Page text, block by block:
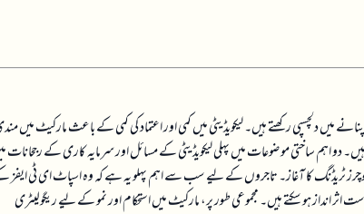
میں دلچسپی رکھتے ہیں۔ لیکویڈیٹی میں کمی اور اعتماد کی کمی کے باعث مارکیٹ میں
دو اہم ساختی موضوعات میں پہلی لیکویڈیٹی کے مسائل اور سرمایہ کاری کے رجحانات
شامل ہیں، جبکہ دوسری ریگولیٹری وضاحت اور تکنیکی ترقیات ہیں، جیسے کلیرٹی ایکٹ اور 24/7 فیوچرز ٹریڈنگ کا آغاز۔ تاجروں کے لیے سب سے اہم پہلو یہ ہے کہ وہ اسپاٹ ای ٹی
اثر انداز ہو سکتے ہیں۔ مجموعی طور پر، مارکیٹ میں استحکام اور نمو کے لیے ریگولیٹری